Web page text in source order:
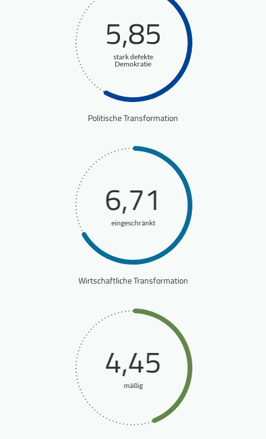
5,85
stark defekte
Demokratie
Politische Transformation
6,71
eingeschränkt
Wirtschaftliche Transformation
4,45
mäßig